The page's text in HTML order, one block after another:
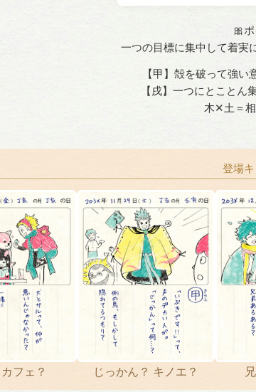
🎀
一つの目標に集中して着実
【甲】殻を破って強い
【戌】一つにとことん
木✕土＝相
登場
フェ？ じっかん？ キノエ？